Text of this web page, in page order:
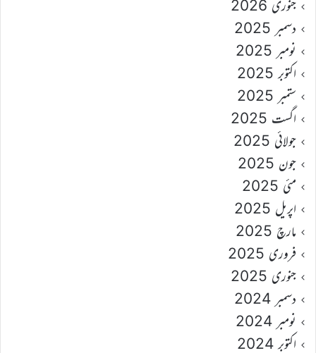
جنوری 2026
دسمبر 2025
نومبر 2025
اکتوبر 2025
ستمبر 2025
اگست 2025
جولائی 2025
جون 2025
مئی 2025
اپریل 2025
مارچ 2025
فروری 2025
جنوری 2025
دسمبر 2024
نومبر 2024
اکتوبر 2024